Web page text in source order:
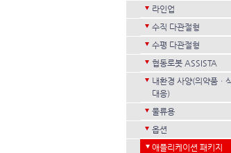
라인업
수직 다관절형
수평 다관절형
협동로봇 ASSISTA
내환경 사양(의약품ㆍ
대응)
물류용
옵션
애플리케이션 패키지